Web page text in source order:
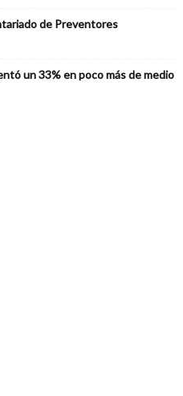
de Preventores
un 33% en poco más de medio